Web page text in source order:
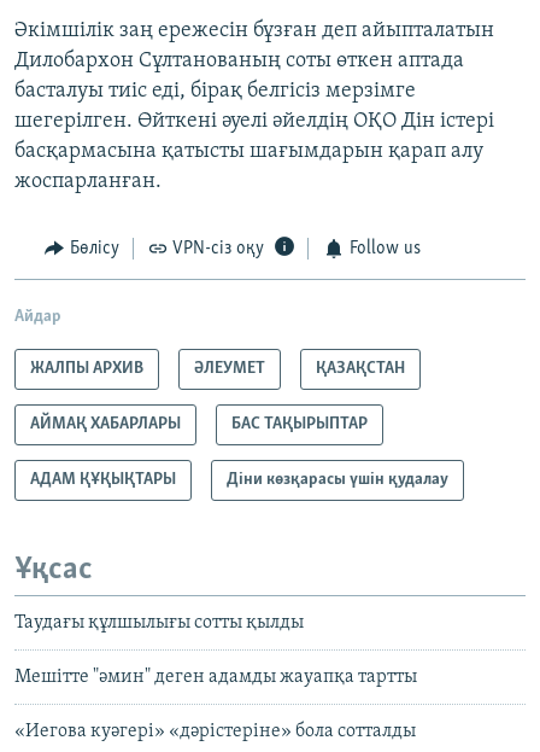
Әкімшілік заң ережесін бұзған деп айыпталатын
Дилобархон Сұлтанованың соты өткен аптада
басталуы тиіс еді, бірақ белгісіз мерзімге
шегерілген. Өйткені әуелі әйелдің ОҚО Дін істері
басқармасына қатысты шағымдарын қарап алу
жоспарланған.
Бөлісу VPN-сіз оқу Follow us
Айдар
ЖАЛПЫ АРХИВ ӘЛЕУМЕТ ҚАЗАҚСТАН
АЙМАҚ ХАБАРЛАРЫ БАС ТАҚЫРЫПТАР
АДАМ ҚҰҚЫҚТАРЫ Діни көзқарасы үшін қудалау
Ұқсас
Таудағы құлшылығы сотты қылды
Мешітте "әмин" деген адамды жауапқа тартты
«Иегова куәгері» «дәрістеріне» бола сотталды